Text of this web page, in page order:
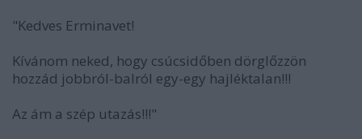
"Kedves Erminavet!
Kívánom neked, hogy csúcsidőben dörglőzzön
hozzád jobbról-balról egy-egy hajléktalan!!!
Az ám a szép utazás!!!"